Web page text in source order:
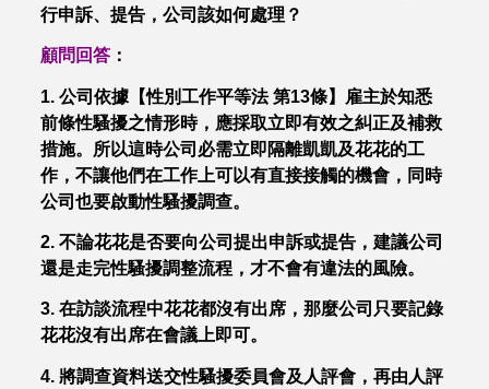
行申訴、提告，公司該如何處理？
顧問回答 ：
1. 公司依據【性別工作平等法 第13條】雇主於知悉
前條性騷擾之情形時，應採取立即有效之糾正及補救
措施。所以這時公司必需立即隔離凱凱及花花的工
作，不讓他們在工作上可以有直接接觸的機會，同時
公司也要啟動性騷擾調查。
2. 不論花花是否要向公司提出申訴或提告，建議公司
還是走完性騷擾調整流程，才不會有違法的風險。
3. 在訪談流程中花花都沒有出席，那麼公司只要記錄
花花沒有出席在會議上即可。
4. 將調查資料送交性騷擾委員會及人評會，再由人評